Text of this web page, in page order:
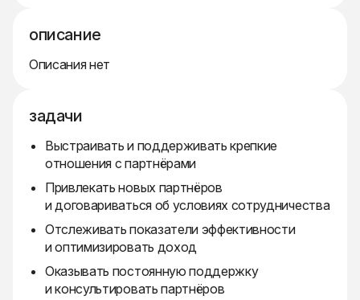
описание
Описания нет
задачи
Выстраивать и поддерживать крепкие
отношения с партнёрами
Привлекать новых партнёров
и договариваться об условиях сотрудничества
Отслеживать показатели эффективности
и оптимизировать доход
Оказывать постоянную поддержку
и консультировать партнёров